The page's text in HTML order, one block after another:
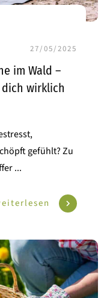
27/05/2025
im Wald –
wirklich
gefühlt? Zu
...